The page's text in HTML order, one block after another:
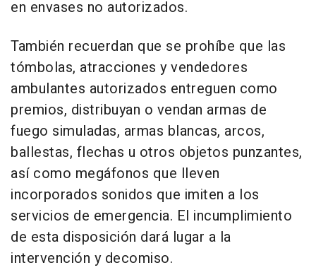
en envases no autorizados.
También recuerdan que se prohíbe que las
tómbolas, atracciones y vendedores
ambulantes autorizados entreguen como
premios, distribuyan o vendan armas de
fuego simuladas, armas blancas, arcos,
ballestas, flechas u otros objetos punzantes,
así como megáfonos que lleven
incorporados sonidos que imiten a los
servicios de emergencia. El incumplimiento
de esta disposición dará lugar a la
intervención y decomiso.